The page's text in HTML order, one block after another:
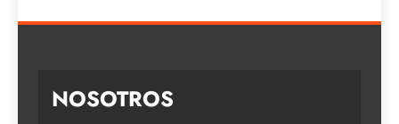
NOSOTROS